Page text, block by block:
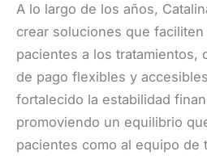
A lo largo de los años,
crear soluciones que
pacientes a los tratamientos,
de pago flexibles y
fortalecido la estabilidad
promoviendo un equilibrio
pacientes como al equipo de